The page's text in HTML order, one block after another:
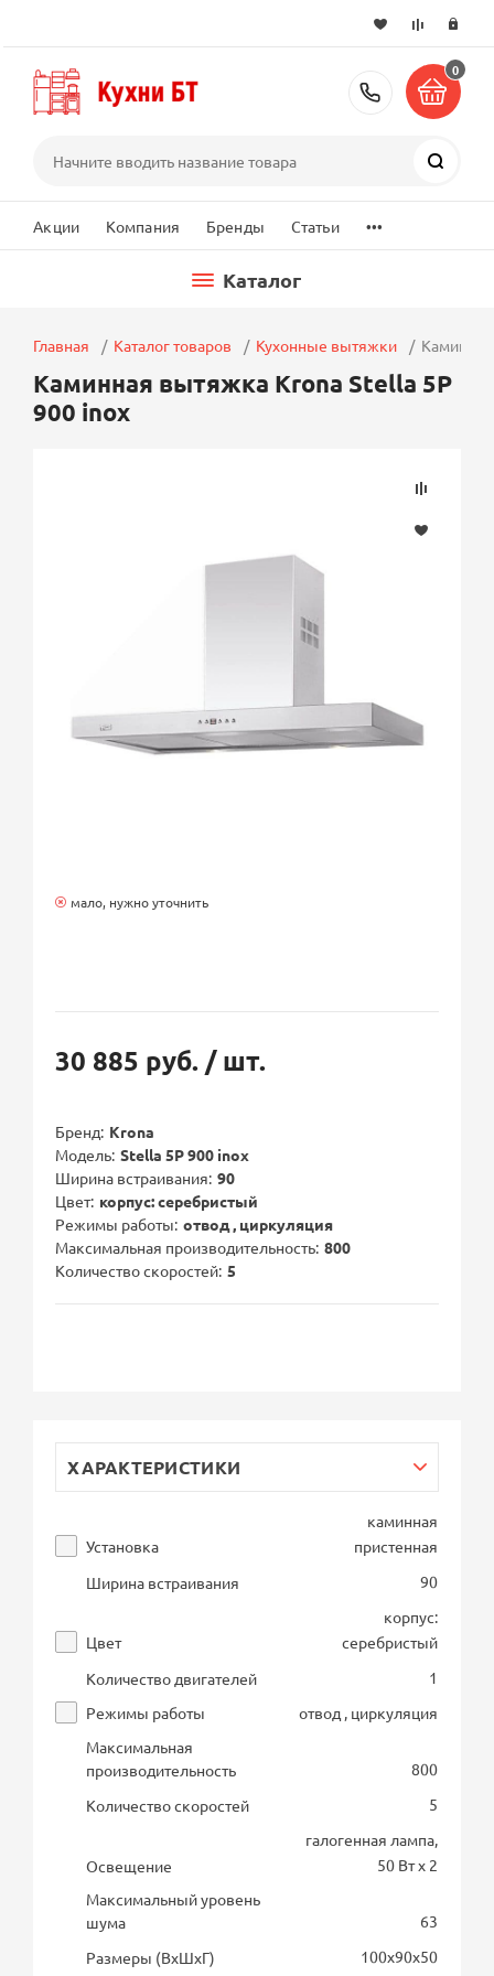
+7 (495)
0
Акции Компания Бренды Статьи ...
Каталог
Главная Каталог товаров Кухонные вытяжки
Каминная вытяжка Krona Stella 5P
900 inox
мало, нужно уточнить
30 885 руб. / шт.
Бренд Krona
Модель Stella 5P 900 inox
Ширина встраивания 90
Цвет корпус: серебристый
Режимы работы отвод , циркуляция
Максимальная производительность 800
Количество скоростей 5
ХАРАКТЕРИСТИКИ
Установка
каминная
пристенная
Ширина встраивания
90
Цвет
корпус:
серебристый
Количество двигателей
1
Режимы работы
отвод , циркуляция
Максимальная
производительность
800
Количество скоростей
5
Освещение
галогенная лампа,
50 Вт х 2
Максимальный уровень
шума
63
Размеры (ВхШхГ)
100х90х50